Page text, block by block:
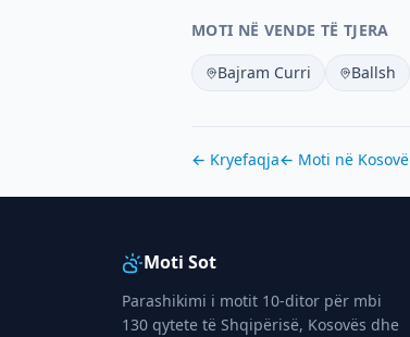
MOTI NË VENDE TË TJERA
Bajram Curri Ballsh
← Kryefaqja← Moti në Kosovë
Moti Sot
Parashikimi i motit 10-ditor për mbi
130 qytete të Shqipërisë, Kosovës dhe